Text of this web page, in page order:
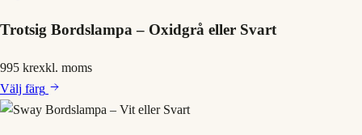
Trotsig Bordslampa – Oxidgrå eller Svart
995 krexkl. moms
Välj färg